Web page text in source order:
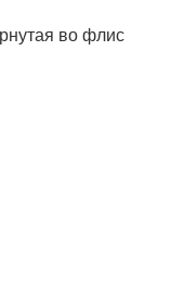
во флис